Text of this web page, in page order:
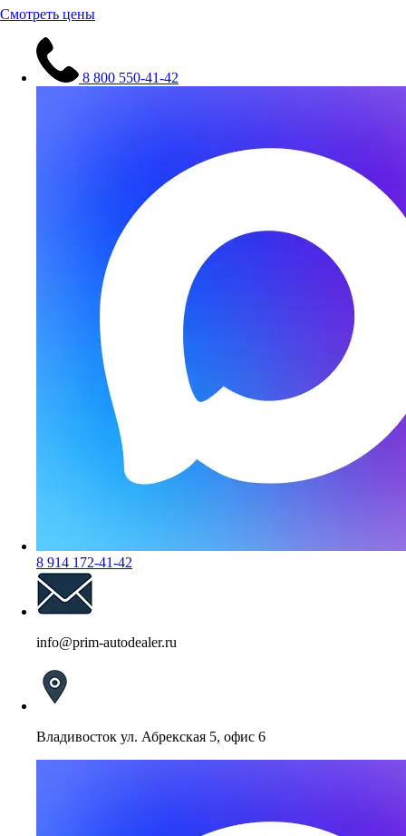
Смотреть цены
8 800 550-41-42
8 914 172-41-42
info@prim-autodealer.ru
Владивосток ул. Абрекская 5, офис 6